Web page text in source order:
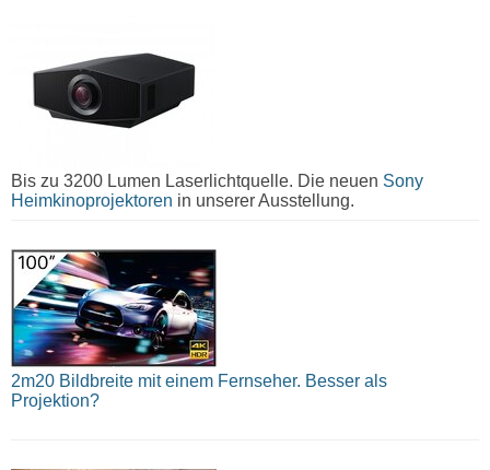
Bis zu 3200 Lumen Laserlichtquelle. Die neuen Sony
Heimkinoprojektoren in unserer Ausstellung.
2m20 Bildbreite mit einem Fernseher. Besser als
Projektion?